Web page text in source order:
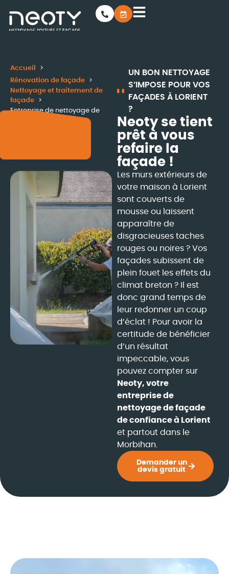
Accueil
Rénovation de façade
Nettoyage et traitement de
façade
Entreprise de nettoyage de
UN BON NETTOYAGE
S’IMPOSE POUR VOS
FAÇADES À LORIENT
?
Neoty se tient
prêt à vous
refaire la
façade !
Les murs extérieurs de
votre maison à Lorient
sont couverts de
mousse ou laissent
apparaître de
disgracieuses taches
rouges ou noires ? Vos
façades subissent de
plein fouet les effets du
climat breton ? Il est
donc grand temps de
leur redonner un coup
d’éclat ! Pour avoir la
certitude de bénéficier
d’un résultat
impeccable, vous
pouvez compter sur
Neoty, votre
entreprise de
nettoyage de façade
de confiance à Lorient
et partout dans le
Morbihan.
Demander un
devis gratuit